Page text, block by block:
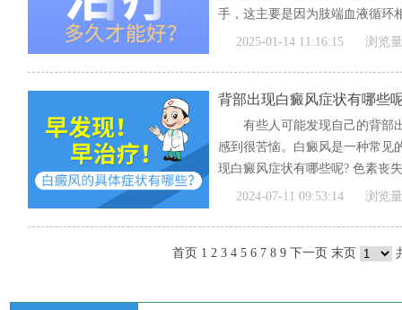
手，这主要是因为肢端血液循环
擦、...[全文]
2025-01-14 11:16:15 浏览
背部出现白癜风症状有哪些
有些人可能发现自己的背部
感到很苦恼。白癜风是一种常见
现白癜风症状有哪些呢? 色素丧
[全文]
2024-07-11 09:53:14 浏览
首页 1 2 3 4 5 6 7 8 9 下一页 末页